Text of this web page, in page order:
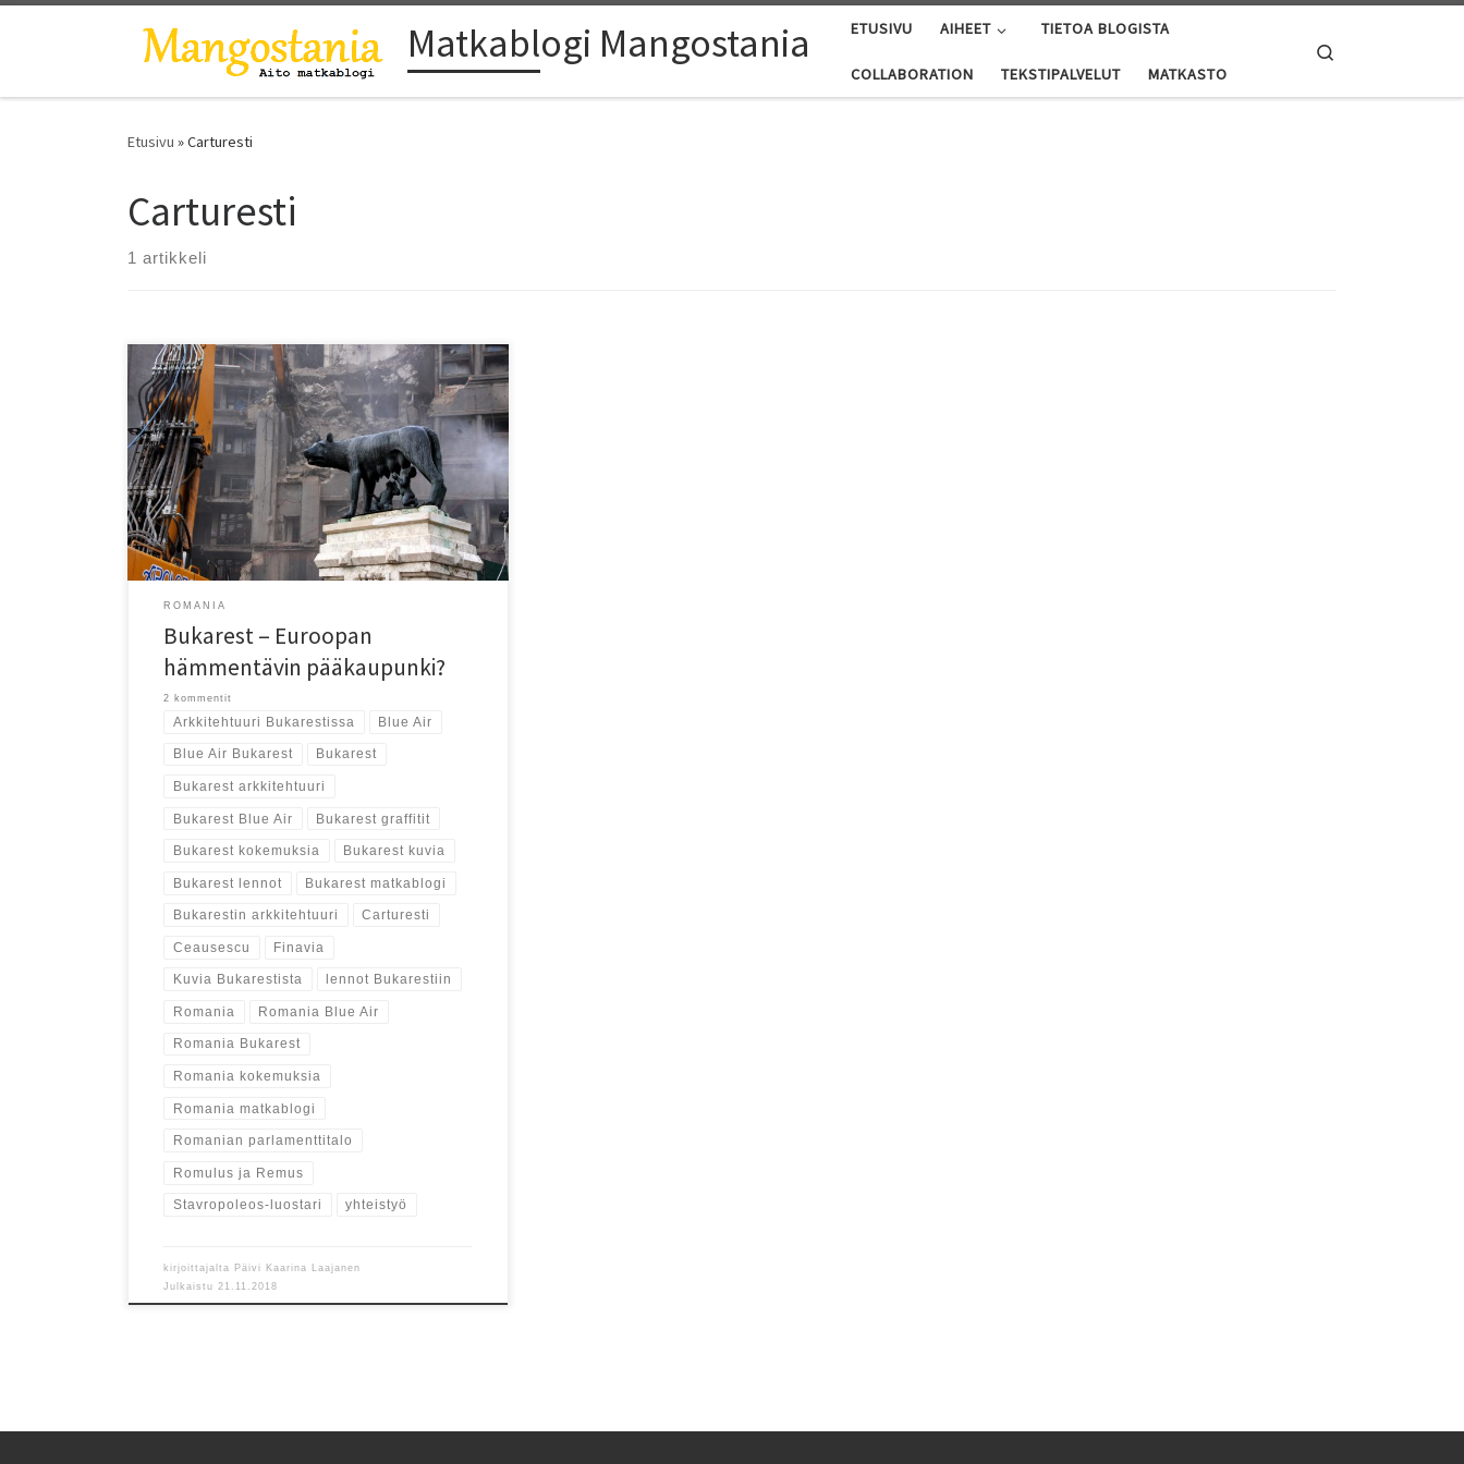
Matkablogi Mangostania ETUSIVU AIHEET TIETOA BLOGISTA
COLLABORATION TEKSTIPALVELUT MATKASTO
Etusivu »Carturesti
Carturesti
1 artikkeli
Se on yhtaikaa rappioromanttinen, yltiömoderni,
pariisilainen ja ex-kommunistinen. Ei ole toista sellaista
kaupunkia kuin Bukarest.
ROMANIA
Bukarest – Euroopan
hämmentävin pääkaupunki?
2 kommentit
Arkkitehtuuri Bukarestissa Blue Air
Blue Air Bukarest Bukarest
Bukarest arkkitehtuuri
Bukarest Blue Air Bukarest graffitit
Bukarest kokemuksia Bukarest kuvia
Bukarest lennot Bukarest matkablogi
Bukarestin arkkitehtuuri Carturesti
Ceausescu Finavia
Kuvia Bukarestista lennot Bukarestiin
Romania Romania Blue Air
Romania Bukarest
Romania kokemuksia
Romania matkablogi
Romanian parlamenttitalo
Romulus ja Remus
Stavropoleos-luostari yhteistyö
kirjoittajalta Päivi Kaarina Laajanen
Julkaistu 21.11.2018